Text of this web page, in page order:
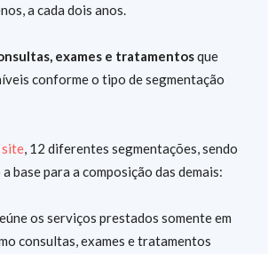
a cada dois anos.
exames e tratamentosque
conforme o tipo de segmentação
site, 12 diferentes segmentações, sendo
base para a composição das demais:
os serviços prestados somente em
consultas, exames e tratamentos